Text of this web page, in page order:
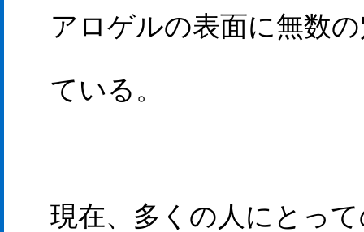
アロゲルの表面に無数
ている。
現在、多くの人にとっ